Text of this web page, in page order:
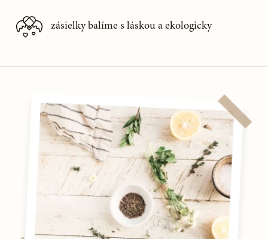
zásielky balíme s láskou a ekologicky